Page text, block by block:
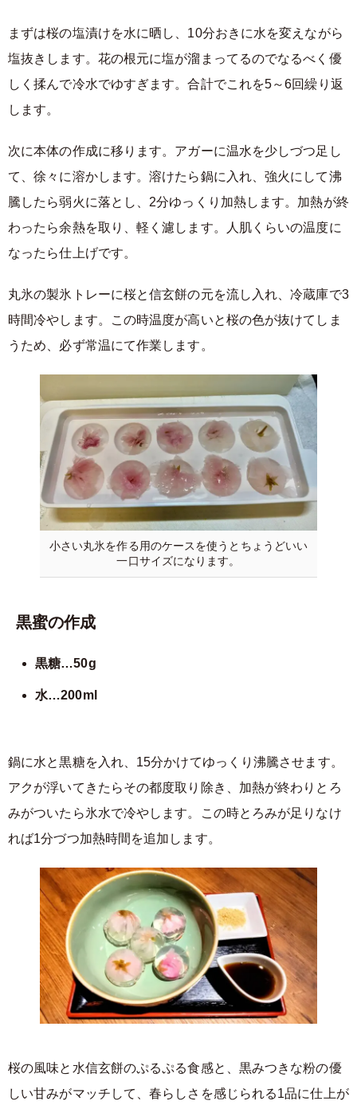
まずは桜の塩漬けを水に晒し、10分おきに水を変えながら
塩抜きします。花の根元に塩が溜まってるのでなるべく優
しく揉んで冷水でゆすぎます。合計でこれを5～6回繰り返
します。
次に本体の作成に移ります。アガーに温水を少しづつ足し
て、徐々に溶かします。溶けたら鍋に入れ、強火にして沸
騰したら弱火に落とし、2分ゆっくり加熱します。加熱が終
わったら余熱を取り、軽く濾します。人肌くらいの温度に
なったら仕上げです。
丸氷の製氷トレーに桜と信玄餅の元を流し入れ、冷蔵庫で3
時間冷やします。この時温度が高いと桜の色が抜けてしま
うため、必ず常温にて作業します。
小さい丸氷を作る用のケースを使うとちょうどいい
一口サイズになります。
黒蜜の作成
黒糖…50g
水…200ml
鍋に水と黒糖を入れ、15分かけてゆっくり沸騰させます。
アクが浮いてきたらその都度取り除き、加熱が終わりとろ
みがついたら氷水で冷やします。この時とろみが足りなけ
れば1分づつ加熱時間を追加します。
桜の風味と水信玄餅のぷるぷる食感と、黒みつきな粉の優
しい甘みがマッチして、春らしさを感じられる1品に仕上が